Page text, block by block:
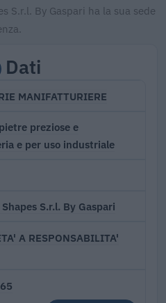
S.r.l. By Gaspari ha la sua sede
Dati
MANIFATTURIERE
preziose e
e per uso industriale
S.r.l. By Gaspari
A RESPONSABILITA'